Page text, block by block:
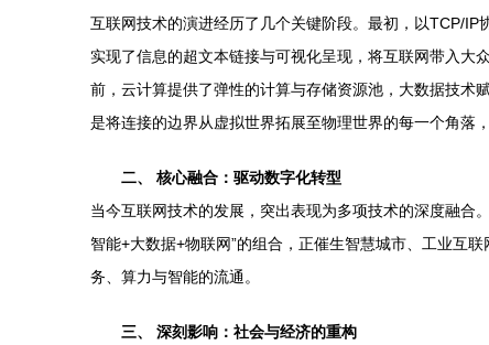
互联网技术的演进经历了几个关键阶段。最初，以TCP/
实现了信息的超文本链接与可视化呈现，将互联网带入大
前，云计算提供了弹性的计算与存储资源池，大数据技术
是将连接的边界从虚拟世界拓展至物理世界的每一个角落
二、 核心融合：驱动数字化转型
当今互联网技术的发展，突出表现为多项技术的深度融合
智能+大数据+物联网”的组合，正催生智慧城市、工业互
务、算力与智能的流通。
三、 深刻影响：社会与经济的重构